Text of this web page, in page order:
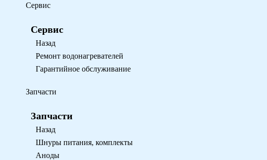
Сервис
Сервис
Назад
Ремонт водонагревателей
Гарантийное обслуживание
Запчасти
Запчасти
Назад
Шнуры питания, комплекты
Аноды